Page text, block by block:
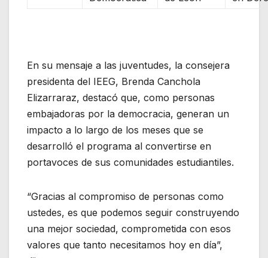
En su mensaje a las juventudes, la consejera
presidenta del IEEG, Brenda Canchola
Elizarraraz, destacó que, como personas
embajadoras por la democracia, generan un
impacto a lo largo de los meses que se
desarrolló el programa al convertirse en
portavoces de sus comunidades estudiantiles.
“Gracias al compromiso de personas como
ustedes, es que podemos seguir construyendo
una mejor sociedad, comprometida con esos
valores que tanto necesitamos hoy en día”,